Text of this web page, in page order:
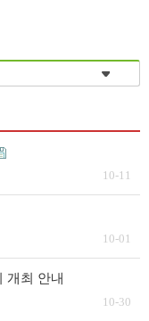
10-11
10-01
개최 안내
10-30